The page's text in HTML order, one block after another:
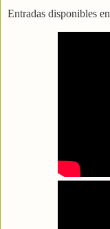
Entradas disponibles en